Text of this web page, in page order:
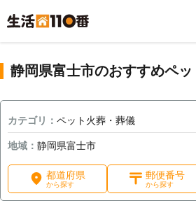
静岡県富士市のおすすめペ
カテゴリ： ペット火葬・葬儀
地域： 静岡県富士市
都道府県
から探す
郵便番号
から探す